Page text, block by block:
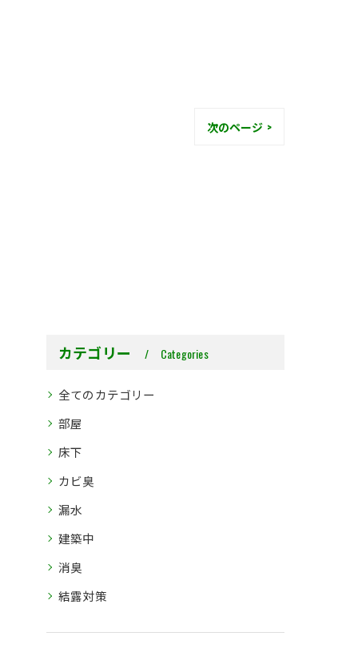
次のページ >
カテゴリー Categories
全てのカテゴリー
部屋
床下
カビ臭
漏水
建築中
消臭
結露対策